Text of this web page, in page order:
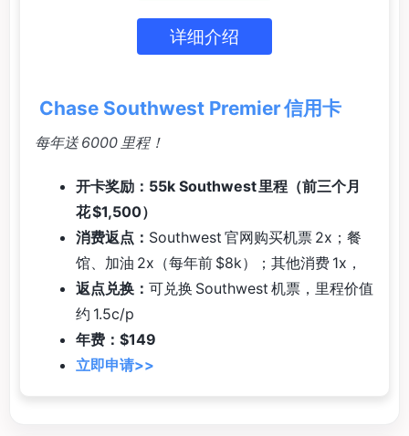
详细介绍
Chase Southwest Premier 信用卡
每年送 6000 里程！
开卡奖励：55k Southwest 里程（前三个月
花 $1,500）
消费返点： Southwest 官网购买机票 2x；餐
馆、加油 2x（每年前 $8k）；其他消费 1x，
返点兑换： 可兑换 Southwest 机票，里程价值
约 1.5c/p
年费：$149
立即申请>>